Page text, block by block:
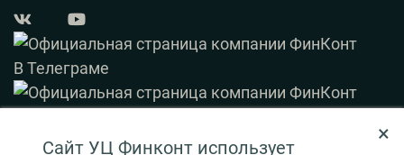
×
Сайт УЦ Финконт использует